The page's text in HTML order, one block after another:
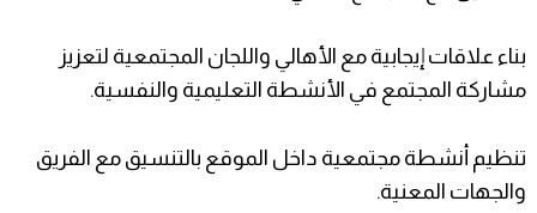
بناء علاقات إيجابية مع الأهالي واللجان المجتمعية لتعزيز
مشاركة المجتمع في الأنشطة التعليمية والنفسية.
تنظيم أنشطة مجتمعية داخل الموقع بالتنسيق مع الفريق
والجهات المعنية.